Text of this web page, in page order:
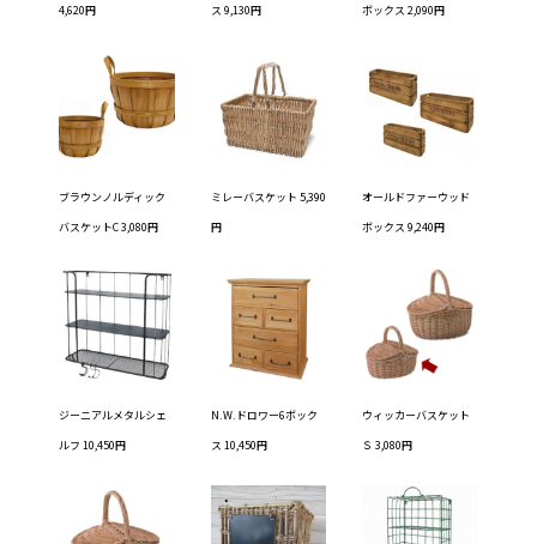
4,620円
ス 9,130円
ボックス 2,090円
ブラウンノルディック
バスケットC 3,080円
ミレーバスケット 5,390
円
オールドファーウッド
ボックス 9,240円
ジーニアルメタルシェ
ルフ 10,450円
N.W.ドロワー6ボック
ス 10,450円
ウィッカーバスケット
Ｓ 3,080円